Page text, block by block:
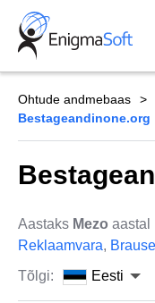
Skip
content
Ohtude andmebaas
Bestageandinone.org
Aastaks Mezo aastal
Reklaamvara,
Tõlgi:
Eesti